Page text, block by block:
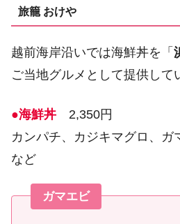
旅籠 おけや
越前海岸沿いでは海鮮丼を「
ご当地グルメとして提供して
●海鮮丼 2,350円
カンパチ、カジキマグロ、ガ
など
ガマエビ